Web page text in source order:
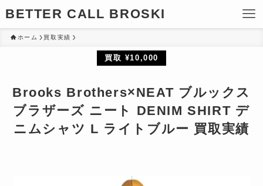
BETTER CALL BROSKI
ホーム 買取実績
買取 ¥10,000
Brooks Brothers×NEAT ブルックス
ブラザーズ ニート DENIM SHIRT デ
ニムシャツ L ライトブルー 買取実績